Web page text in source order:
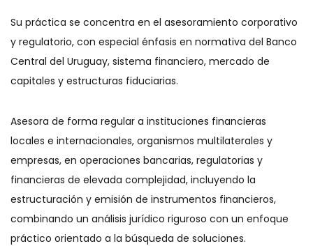
Su práctica se concentra en el asesoramiento corporativo
y regulatorio, con especial énfasis en normativa del Banco
Central del Uruguay, sistema financiero, mercado de
capitales y estructuras fiduciarias.
Asesora de forma regular a instituciones financieras
locales e internacionales, organismos multilaterales y
empresas, en operaciones bancarias, regulatorias y
financieras de elevada complejidad, incluyendo la
estructuración y emisión de instrumentos financieros,
combinando un análisis jurídico riguroso con un enfoque
práctico orientado a la búsqueda de soluciones.